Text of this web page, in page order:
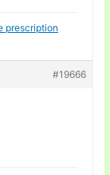
prescription
#19666